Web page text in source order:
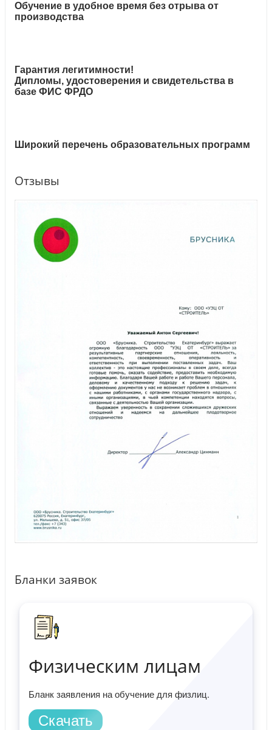
Обучение в удобное время без отрыва от
производства
Гарантия легитимности!
Дипломы, удостоверения и свидетельства в
базе ФИС ФРДО
Широкий перечень образовательных программ
Отзывы
Бланки заявок
Физическим лицам
Бланк заявления на обучение для физлиц.
Скачать